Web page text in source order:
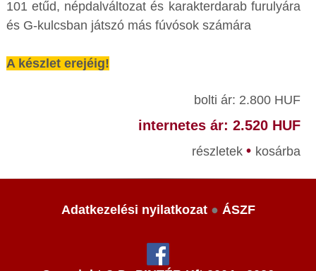
101 etűd, népdalváltozat és karakterdarab furulyára
és G-kulcsban játszó más fúvósok számára
A készlet erejéig!
bolti ár: 2.800 HUF
internetes ár: 2.520 HUF
részletek • kosárba
Adatkezelési nyilatkozat● ÁSZF